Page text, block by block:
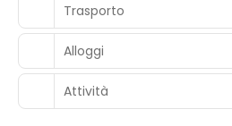
Trasporto
Alloggi
Attività